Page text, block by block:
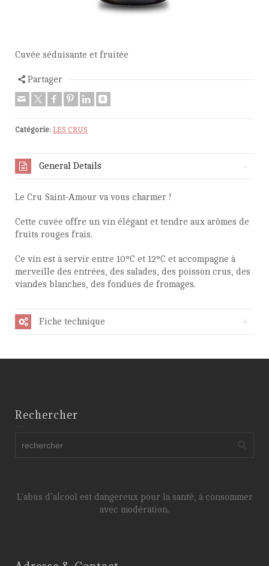
Cuvée séduisante et fruitée
Partager
Catégorie: LES CRUS
General Details
Le Cru Saint-Amour va vous charmer !
Cette cuvée offre un vin élégant et tendre aux arômes de
fruits rouges frais.
Ce vin est à servir entre 10°C et 12°C et accompagne à
merveille des entrées, des salades, des poisson crus, des
viandes blanches, des fondues de fromages.
Fiche technique
Rechercher
L'abus d’alcool est dangereux pour la santé, à consommer
avec modération.